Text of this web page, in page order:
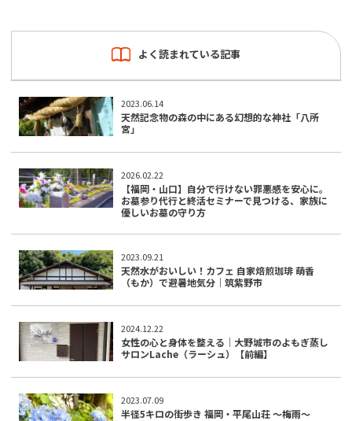
よく読まれている記事
2023.06.14
天然記念物の森の中にある幻想的な神社「八所
宮」
2026.02.22
【福岡・山口】自分で行けない罪悪感を安心に。
お墓参り代行と終活セミナーで見つける、家族に
優しいお墓の守り方
2023.09.21
天然水がおいしい！カフェ 自家焙煎珈琲 萌香
（もか）で避暑地気分｜筑紫野市
2024.12.22
女性の心と身体を整える｜大野城市のよもぎ蒸し
サロンLache（ラーシュ）【前編】
2023.07.09
半径5キロの街歩き 福岡・平尾山荘 〜梅雨〜